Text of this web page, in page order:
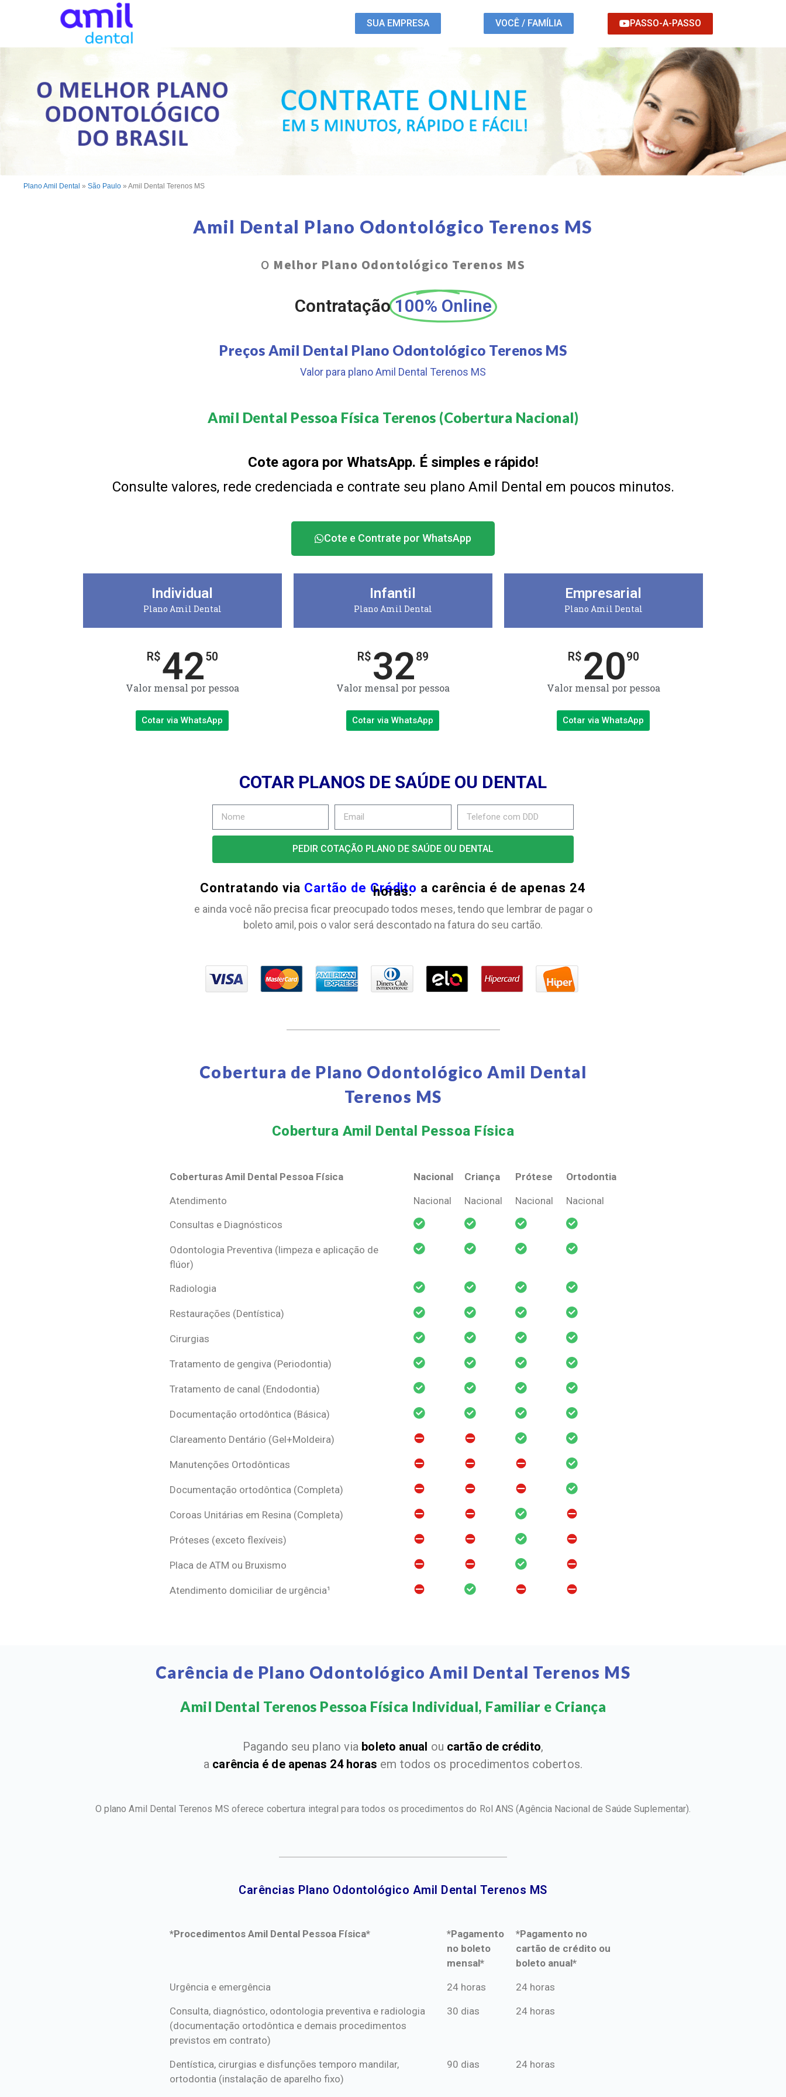
SUA EMPRESA VOCÊ / FAMÍLIA PASSO-A-PASSO
Plano Amil Dental » São Paulo » Amil Dental Terenos MS
Amil Dental Plano Odontológico Terenos MS
O Melhor Plano Odontológico Terenos MS
Contratação 100% Online
Preços Amil Dental Plano Odontológico Terenos MS
Valor para plano Amil Dental Terenos MS
Amil Dental Pessoa Física Terenos (Cobertura Nacional)​
Cote agora por WhatsApp. É simples e rápido!
Consulte valores, rede credenciada e contrate seu plano Amil Dental em poucos minutos.
Cote e Contrate por WhatsApp
Individual
Plano Amil Dental
R$4250
Valor mensal por pessoa
Cotar via WhatsApp
Infantil
Plano Amil Dental
R$ 3289
Valor mensal por pessoa
Cotar via WhatsApp
Empresarial
Plano Amil Dental
R$ 2090
Valor mensal por pessoa
Cotar via WhatsApp
COTAR PLANOS DE SAÚDE OU DENTAL
PEDIR COTAÇÃO PLANO DE SAÚDE OU DENTAL
Contratando via Cartão de Crédito a carência é de apenas 24
horas.
e ainda você não precisa ficar preocupado todos meses, tendo que lembrar de pagar o
boleto amil, pois o valor será descontado na fatura do seu cartão.
Cobertura de Plano Odontológico Amil Dental
Terenos MS
Cobertura Amil Dental Pessoa Física​
Coberturas Amil Dental Pessoa Física Nacional Criança Prótese
Ortodontia
Coberturas Amil Dental Pessoa Física
Nacional Criança Prótese Ortodontia
Atendimento Nacional Nacional Nacional Nacional
Consultas e Diagnósticos
Odontologia Preventiva (limpeza e aplicação de
flúor)
Radiologia
Restaurações (Dentística)
Cirurgias
Tratamento de gengiva (Periodontia)
Tratamento de canal (Endodontia)
Documentação ortodôntica (Básica)
Clareamento Dentário (Gel+Moldeira)
Manutenções Ortodônticas
Documentação ortodôntica (Completa)
Coroas Unitárias em Resina (Completa)
Próteses (exceto flexíveis)
Placa de ATM ou Bruxismo
Atendimento domiciliar de urgência¹
Carência de Plano Odontológico Amil Dental Terenos MS
Amil Dental Terenos Pessoa Física Individual, Familiar e Criança​
Pagando seu plano via boleto anual ou cartão de crédito,
a carência é de apenas 24 horas em todos os procedimentos cobertos.
O plano Amil Dental Terenos MS oferece cobertura integral para todos os procedimentos do Rol ANS(Agência Nacional de Saúde Suplementar).
Carências Plano Odontológico Amil Dental Terenos MS​
*Procedimentos Amil Dental Pessoa Física*
*Pagamento
no boleto
mensal*
*Pagamento no
cartão de crédito ou
boleto anual*
*Procedimentos Amil Dental Pessoa Física*
*Pagamento
mensal*
*Pagamento no
boleto anual*
Urgência e emergência 24 horas 24 horas
Consulta, diagnóstico, odontologia preventiva e radiologia
(documentação ortodôntica e demais procedimentos
previstos em contrato)
30 dias 24 horas
Dentística, cirurgias e disfunções temporo mandilar,
ortodontia (instalação de aparelho fixo)
90 dias 24 horas